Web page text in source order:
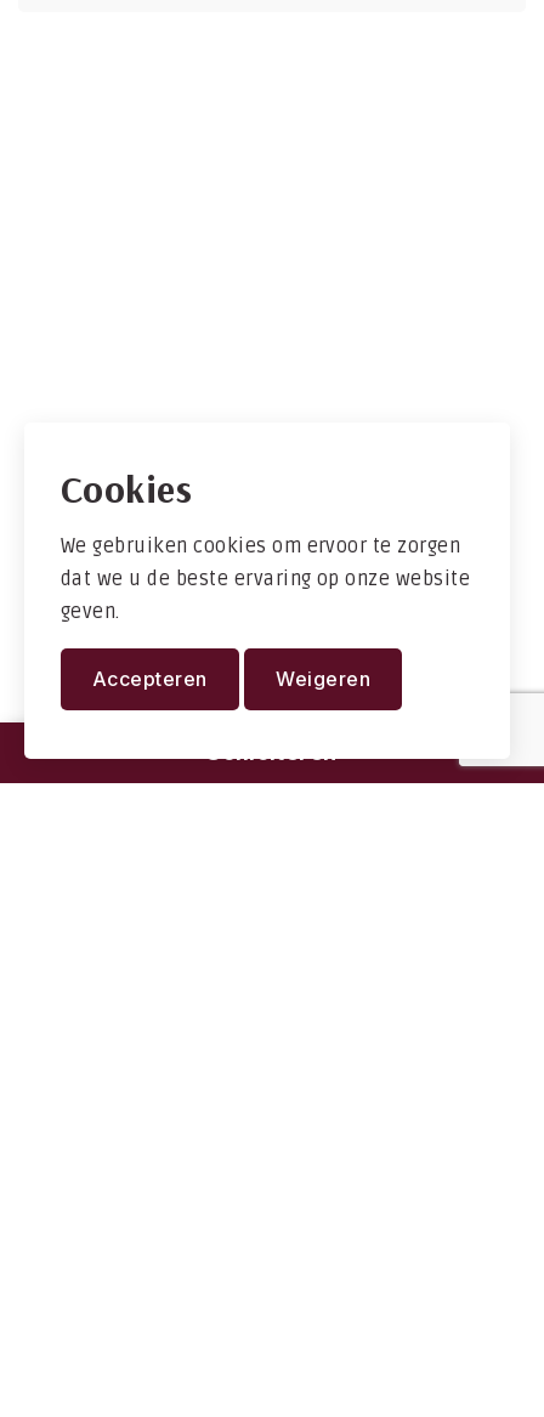
Cookies
We gebruiken cookies om ervoor te zorgen
dat we u de beste ervaring op onze website
geven.
Accepteren Weigeren